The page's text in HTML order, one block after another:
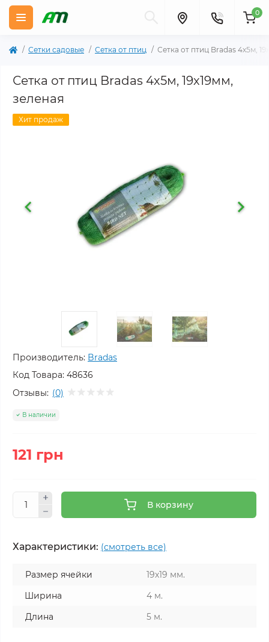
0
Сетки садовые Сетка от птиц Сетка от птиц Bradas 4х5м,
Сетка от птиц Bradas 4х5м, 19х19мм,
зеленая
Хит продаж
Производитель: Bradas
Код Товара: 48636
Отзывы: (0)
В наличии
121 грн
В корзину
Характеристики: (смотреть все)
Размер ячейки
19х19 мм.
Ширина
4 м.
Длина
5 м.